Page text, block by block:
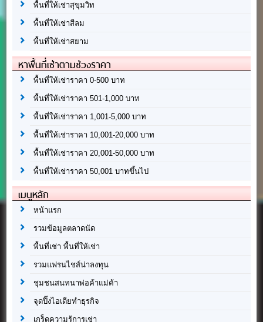
พื้นที่ให้เช่าสุขุมวิท
พื้นที่ให้เช่าสีลม
พื้นที่ให้เช่าสยาม
หาพื้นที่เช่าตามช่วงราคา
พื้นที่ให้เช่าราคา 0-500 บาท
พื้นที่ให้เช่าราคา 501-1,000 บาท
พื้นที่ให้เช่าราคา 1,001-5,000 บาท
พื้นที่ให้เช่าราคา 10,001-20,000 บาท
พื้นที่ให้เช่าราคา 20,001-50,000 บาท
พื้นที่ให้เช่าราคา 50,001 บาทขึ้นไป
เมนูหลัก
หน้าแรก
รวมข้อมูลตลาดนัด
พื้นที่เช่า พื้นที่ให้เช่า
รวมแฟรนไชส์น่าลงทุน
ชุมชนสนทนาพ่อค้าแม่ค้า
จุดปิ๊งไอเดียทำธุรกิจ
เกร็ดความรู้การเช่า